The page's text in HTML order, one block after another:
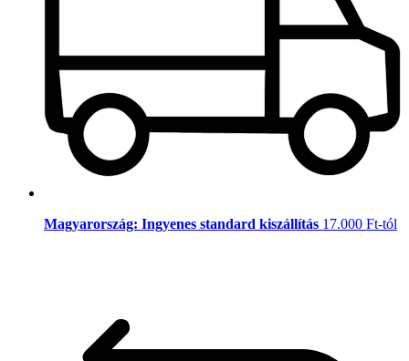
Magyarország: Ingyenes standard kiszállítás 17.000 Ft-tól